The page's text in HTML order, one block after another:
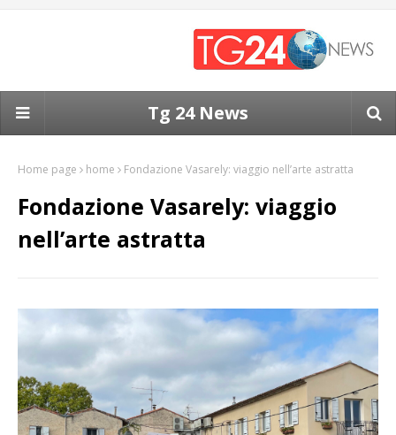
Tg 24 News
Home page home Fondazione Vasarely: viaggio nell’arte astratta
Fondazione Vasarely: viaggio
nell’arte astratta